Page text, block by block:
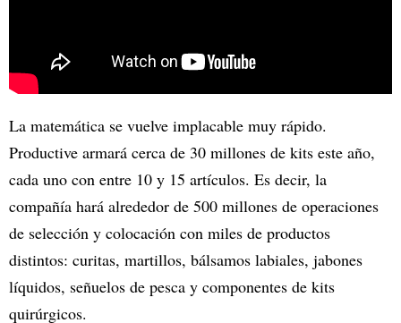
La matemática se vuelve implacable muy rápido.
Productive armará cerca de 30 millones de kits este año,
cada uno con entre 10 y 15 artículos. Es decir, la
compañía hará alrededor de 500 millones de operaciones
de selección y colocación con miles de productos
distintos: curitas, martillos, bálsamos labiales, jabones
líquidos, señuelos de pesca y componentes de kits
quirúrgicos.